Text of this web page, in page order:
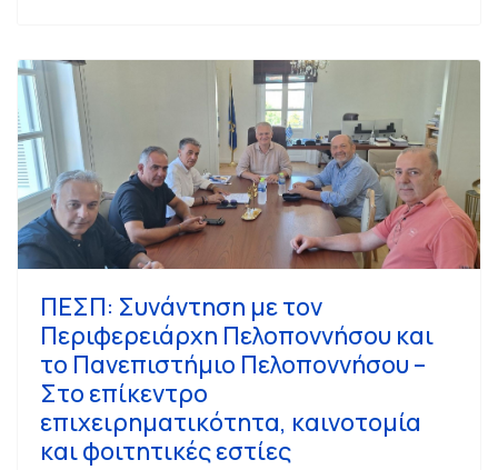
ΠΕΣΠ: Συνάντηση με τον
Περιφερειάρχη Πελοποννήσου και
το Πανεπιστήμιο Πελοποννήσου –
Στο επίκεντρο
επιχειρηματικότητα, καινοτομία
και φοιτητικές εστίες